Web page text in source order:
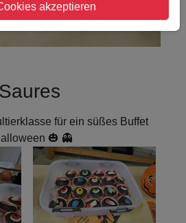
für ein süßes Buffet
🎃 👻
akzeptieren